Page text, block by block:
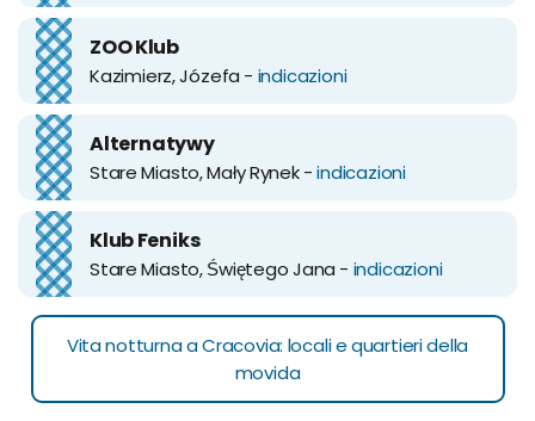
ZOO Klub
Kazimierz, Józefa - indicazioni
Alternatywy
Stare Miasto, Mały Rynek -indicazioni
Klub Feniks
Stare Miasto, Świętego Jana - indicazioni
Vita notturna a Cracovia: locali e quartieri della
movida